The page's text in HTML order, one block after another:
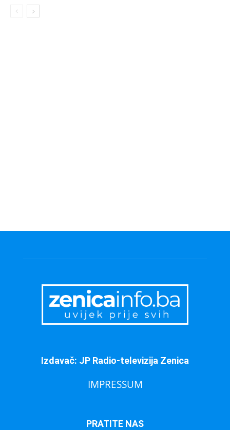
Izdavač: JP Radio-televizija Zenica
IMPRESSUM
PRATITE NAS